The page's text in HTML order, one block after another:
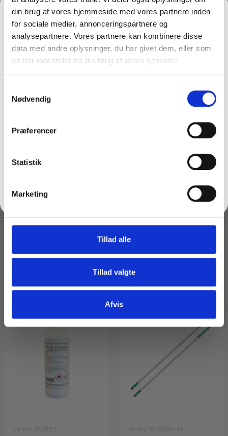
din brug af vores hjemmeside med vores partnere inden
for sociale medier, annonceringspartnere og
analysepartnere. Vores partnere kan kombinere disse
data med andre oplysninger, du har givet dem, eller som
de har indsamlet fra din brug af deres tjenester.
Nødvendig
Præferencer
Statistik
Marketing
Tillad alle
Tillad valgte
Afvis
Læg i kurv
Kulstofstål
Unger TR100
96,00kr. inkl. moms
76,80kr. ekskl. moms
Læg i kurv
268,75kr. inkl. moms
49,60kr.–215,00kr. ekskl.
Varenr: TC65511 Varenr: TC651310-VM
FÅ 10% PÅ DIN FØRSTE ORDRE